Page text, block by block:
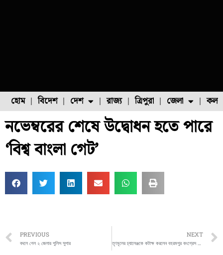
হোম বিদেশ দেশ
ফুল চাষ ফল চাষ মাছ চাষ পোল্ট্রি চাষ
রাজ্য ত্রিপুরা জেলা
উত্তর ২৪ পরগনা
নভেম্বরের শেষে উদ্বোধন হতে পারে
‘বিশ্ব বাংলা গেট’
Prev
PREVIOUS
বদলে গেল ২ জেলার পুলিস সুপার
NEXT
তৃণমূলের চ্যালেঞ্জকে কটাক্ষ করলেন বহরমপুর কংগ্রেস সাংসদ অধীর চৌধুরী